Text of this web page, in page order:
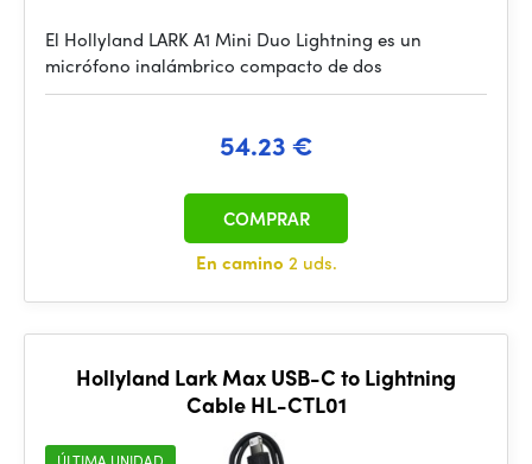
El Hollyland LARK A1 Mini Duo Lightning es un
micrófono inalámbrico compacto de dos
54.23 €
En camino 2 uds.
COMPRAR
Hollyland Lark Max USB-C to Lightning
Cable HL-CTL01